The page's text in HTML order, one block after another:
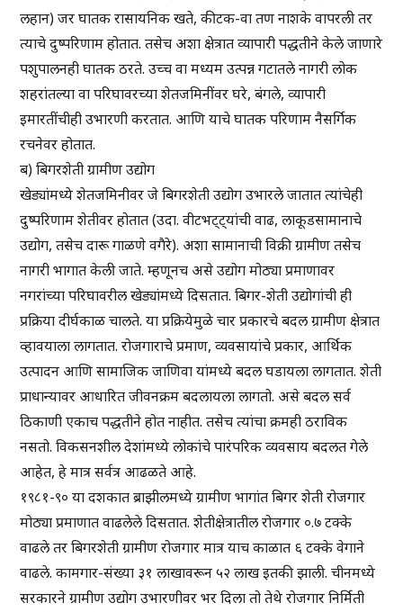
लहान) जर घातक रासायनिक खते, कीटक-वा तण नाशके वापरली तर
त्याचे दुष्परिणाम होतात. तसेच अशा क्षेत्रात व्यापारी पद्धतीने केले जाणारे
पशुपालनही घातक ठरते. उच्च वा मध्यम उत्पन्न गटातले नागरी लोक
शहरांतल्या वा परिघावरच्या शेतजमिनींवर घरे, बंगले, व्यापारी
इमारतींचीही उभारणी करतात. आणि याचे घातक परिणाम नैसर्गिक
रचनेवर होतात.
ब) बिगरशेती ग्रामीण उद्योग
खेड्यांमध्ये शेतजमिनीवर जे बिगरशेती उद्योग उभारले जातात त्यांचेही
दुष्परिणाम शेतीवर होतात (उदा. वीटभट्ट्यांची वाढ, लाकूडसामानाचे
उद्योग, तसेच दारू गाळणे वगैरे). अशा सामानाची विक्री ग्रामीण तसेच
नागरी भागात केली जाते. म्हणूनच असे उद्योग मोठ्या प्रमाणावर
नगरांच्या परिघावरील खेड्यांमध्ये दिसतात. बिगर-शेती उद्योगांची ही
प्रक्रिया दीर्घकाळ चालते. या प्रक्रियेमुळे चार प्रकारचे बदल ग्रामीण क्षेत्रात
व्हावयाला लागतात. रोजगाराचे प्रमाण, व्यवसायांचे प्रकार, आर्थिक
उत्पादन आणि सामाजिक जाणिवा यांमध्ये बदल घडायला लागतात. शेती
प्राधान्यावर आधारित जीवनक्रम बदलायला लागतो. असे बदल सर्व
ठिकाणी एकाच पद्धतीने होत नाहीत. तसेच त्यांचा क्रमही ठराविक
नसतो. विकसनशील देशांमध्ये लोकांचे पारंपरिक व्यवसाय बदलत गेले
आहेत, हे मात्र सर्वत्र आढळते आहे.
१९८१-९० या दशकात ब्राझीलमध्ये ग्रामीण भागांत बिगर शेती रोजगार
मोठ्या प्रमाणात वाढलेले दिसतात. शेतीक्षेत्रातील रोजगार ०.७ टक्के
वाढले तर बिगरशेती ग्रामीण रोजगार मात्र याच काळात ६ टक्के वेगाने
वाढले. कामगार-संख्या ३१ लाखावरून ५२ लाख इतकी झाली. चीनमध्ये
सरकारने ग्रामीण उद्योग उभारणीवर भर दिला तो तेथे रोजगार निर्मिती